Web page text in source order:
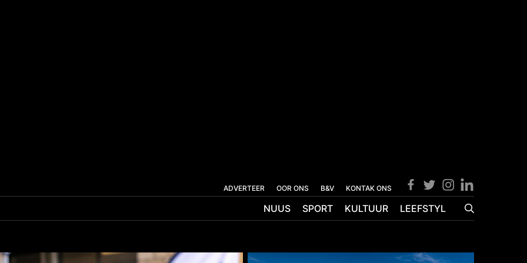
ADVERTEER OOR ONS B&V KONTAK ONS
NUUS SPORT KULTUUR LEEFSTYL